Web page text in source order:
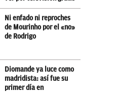
Ni enfado ni reproches
de Mourinho por el «no»
de Rodrigo
Diomande ya luce como
madridista: así fue su
primer día en